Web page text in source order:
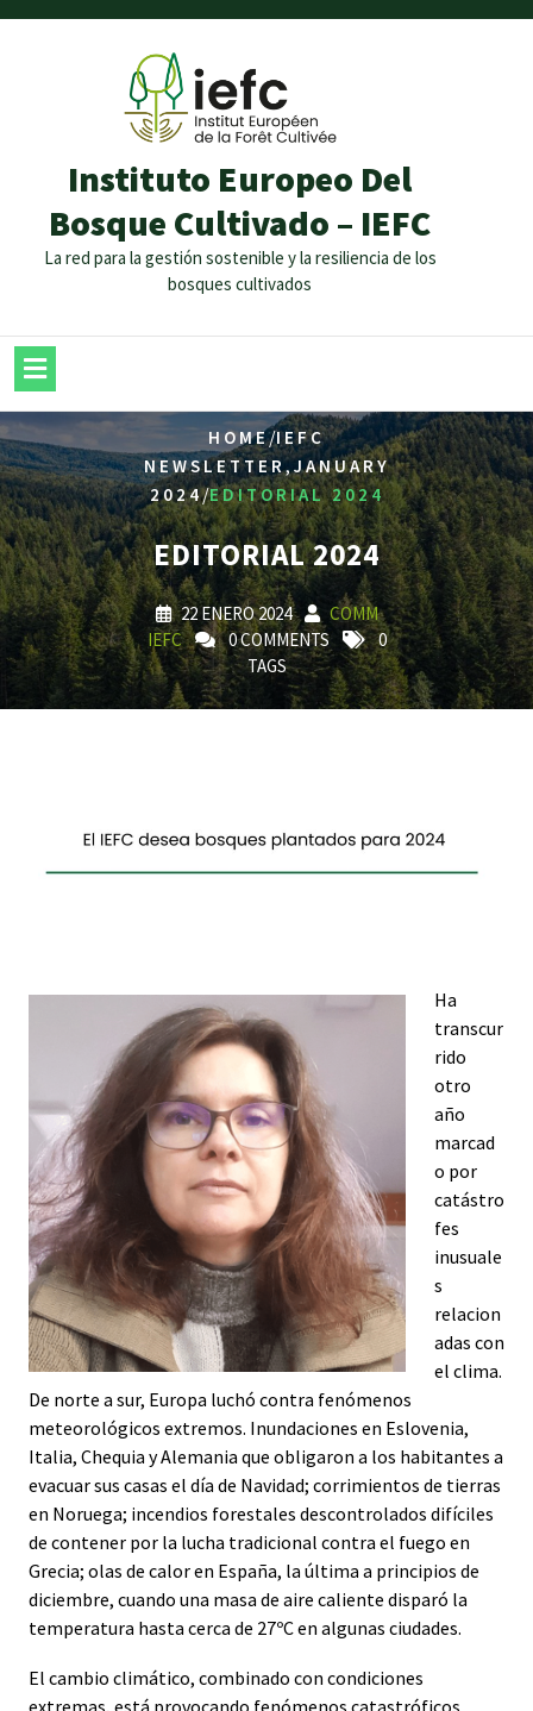
Instituto Europeo Del
Bosque Cultivado – IEFC
La red para la gestión sostenible y la resiliencia de los
bosques cultivados
HOME/IEFC
NEWSLETTER,JANUARY
2024/EDITORIAL 2024
EDITORIAL 2024
22 ENERO 2024
COMM
IEFC
0 COMMENTS
0
TAGS
Ha
transcur
rido
otro
año
marcad
o por
catástro
fes
inusuale
s
relacion
adas con
el clima.
De norte a sur, Europa luchó contra fenómenos
meteorológicos extremos. Inundaciones en Eslovenia,
Italia, Chequia y Alemania que obligaron a los habitantes a
evacuar sus casas el día de Navidad; corrimientos de tierras
en Noruega; incendios forestales descontrolados difíciles
de contener por la lucha tradicional contra el fuego en
Grecia; olas de calor en España, la última a principios de
diciembre, cuando una masa de aire caliente disparó la
temperatura hasta cerca de 27ºC en algunas ciudades.
El cambio climático, combinado con condiciones
extremas, está provocando fenómenos catastróficos